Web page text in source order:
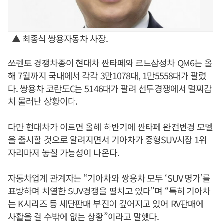
▲ 최종식 쌍용자동차 사장.
쏘렌토 경쟁차종이 현대차 싼타페와 르노삼성차 QM6는 올
해 7월까지 국내에서 각각 3만1078대, 1만5558대가 팔렸
다. 쌍용차 코란도C는 5146대가 팔려 선두경쟁에서 멀찌감
치 물러난 상황이다.
다만 현대차가 이르면 올해 하반기에 싼타페 완전변경 모델
을 출시할 것으로 알려지면서 기아차가 중형SUV시장 1위
자리마저 놓칠 가능성이 나온다.
자동차업계 관계자는 “기아차와 쌍용차 모두 ‘SUV 명가’를
표방하며 치열한 SUV경쟁을 펼치고 있다”며 “특히 기아차
는 K시리즈 등 세단판매 부진이 깊어지고 있어 RV판매에
사활을 걸 수밖에 없는 상황”이라고 말했다.